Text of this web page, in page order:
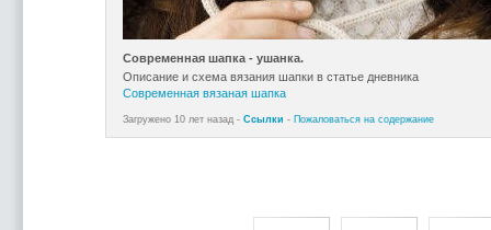
Современная шапка - ушанка.
Описание и схема вязания шапки в статье дневника
Современная вязаная шапка
Загружено 10 лет назад - Ссылки - Пожаловаться на содержание